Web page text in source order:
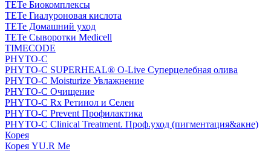
TETe Биокомплексы
TETe Гиалуроновая кислота
TETe Домашний уход
TETe Сыворотки Medicell
TIMECODE
PHYTO-C
PHYTO-C SUPERHEAL® O-Live Суперцелебная олива
PHYTO-C Moisturize Увлажнение
PHYTO-C Очищение
PHYTO-C Rx Ретинол и Селен
PHYTO-C Prevent Профилактика
PHYTO-C Clinical Treatment. Проф.уход (пигментация&акне)
Корея
Корея YU.R Me